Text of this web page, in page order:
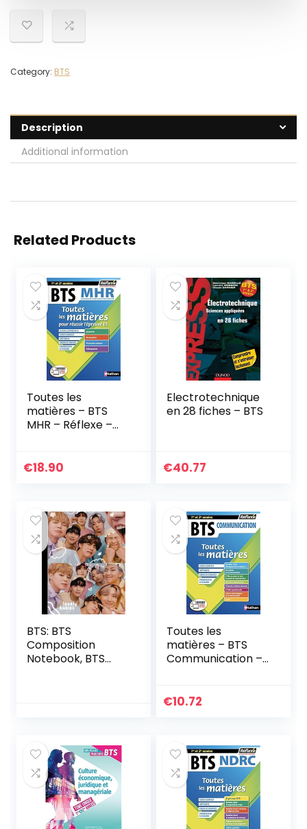
Category: BTS
Description
Additional information
Related Products
Toutes les
matières – BTS
MHR – Réflexe –
€18.90
Electrotechnique
en 28 fiches – BTS
€40.77
BTS: BTS
Composition
Notebook, BTS
2021
Toutes les
matières – BTS
Communication –
€10.72